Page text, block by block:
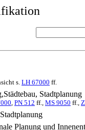
s. LH 67000 ff.
Stadtplanung
, PN 512 ff., MS 9050 ff.,
Planung und